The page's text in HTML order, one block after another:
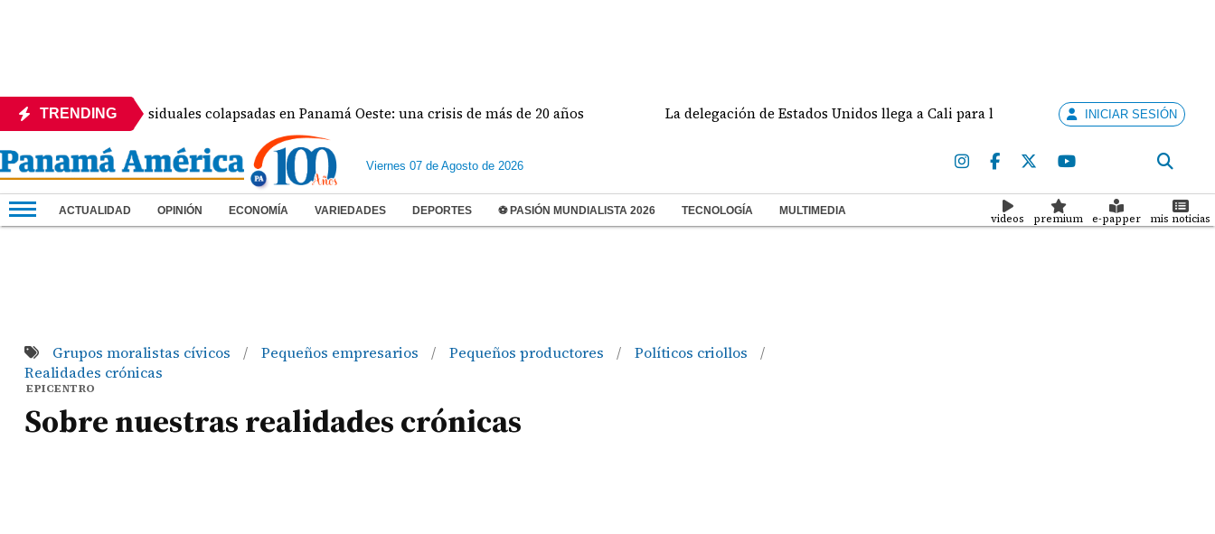
TRENDING
aguas residuales colapsadas en Panamá Oeste: una crisis de más de 20 años La delegación de Estados Unidos llega a Cali para la investidura de De la Espriella
INICIAR SESIÓN
Viernes 07 de Agosto de 2026
ACTUALIDAD OPINIÓN ECONOMÍA VARIEDADES DEPORTES ⚽ PASIÓN MUNDIALISTA 2026 TECNOLOGÍA MULTIMEDIA
videos premium e-papper mis noticias
Grupos moralistas cívicos / Pequeños empresarios / Pequeños productores / Políticos criollos /
Realidades crónicas
EPICENTRO
Sobre nuestras realidades crónicas